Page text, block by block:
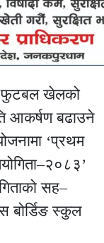
फुटबल खेलको
आकर्षण बढाउने
‘प्रथम
सह–
बोर्डिङ स्कुल